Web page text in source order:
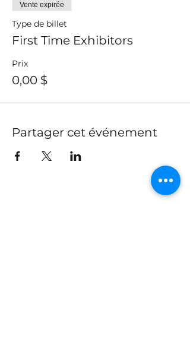
Vente expirée
Type de billet
First Time Exhibitors
Prix
0,00 $
Partager cet événement